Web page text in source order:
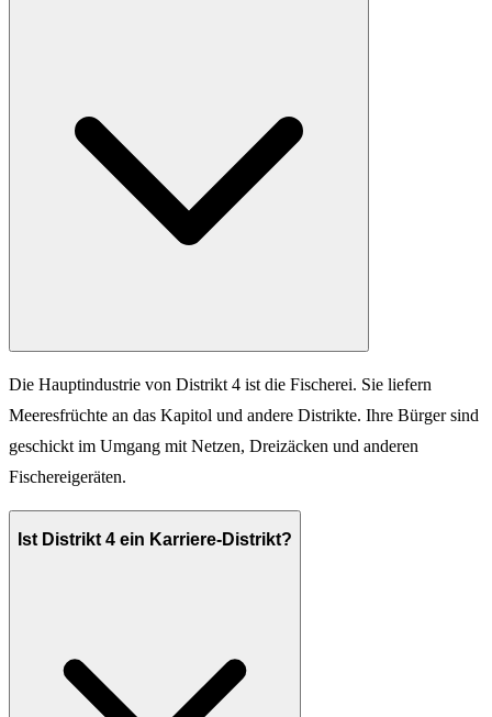
Die Hauptindustrie von Distrikt 4 ist die Fischerei. Sie liefern
Meeresfrüchte an das Kapitol und andere Distrikte. Ihre Bürger sind
geschickt im Umgang mit Netzen, Dreizäcken und anderen
Fischereigeräten.
Ist Distrikt 4 ein Karriere-Distrikt?